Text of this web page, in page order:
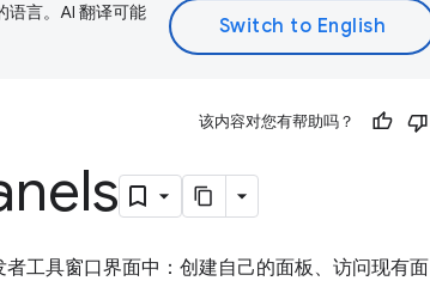
语言。AI 翻译可能
该内容对您有帮助吗？
工具窗口界面中：创建自己的面板、访问现有面